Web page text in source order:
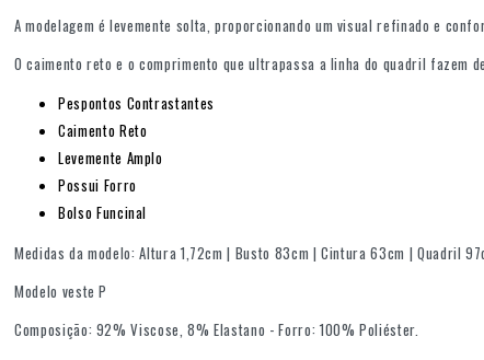
A modelagem é levemente solta, proporcionando um visual refinado e
O caimento reto e o comprimento que ultrapassa a linha do quadril fazem
Pespontos Contrastantes
Caimento Reto
Levemente Amplo
Possui Forro
Bolso Funcinal
Medidas da modelo: Altura 1,72cm | Busto 83cm | Cintura 63cm | Quadril
Modelo veste P
Composição: 92% Viscose, 8% Elastano - Forro: 100% Poliéster.